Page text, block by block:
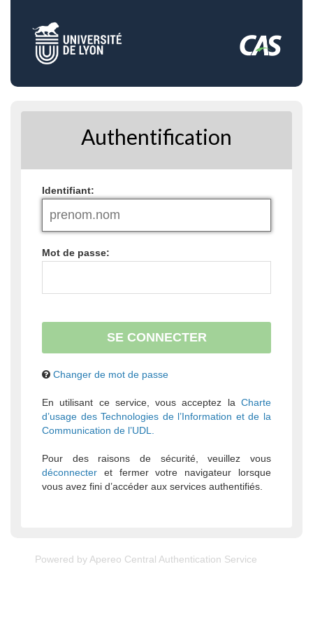
Authentification
Identifiant:
Mot de passe:
Changer de mot de passe
En utilisant ce service, vous acceptez la Charte
d’usage des Technologies de l’Information et de la
Communication de l’UDL.
Pour des raisons de sécurité, veuillez vous
déconnecter et fermer votre navigateur lorsque
vous avez fini d’accéder aux services authentifiés.
Powered by Apereo Central Authentication Service